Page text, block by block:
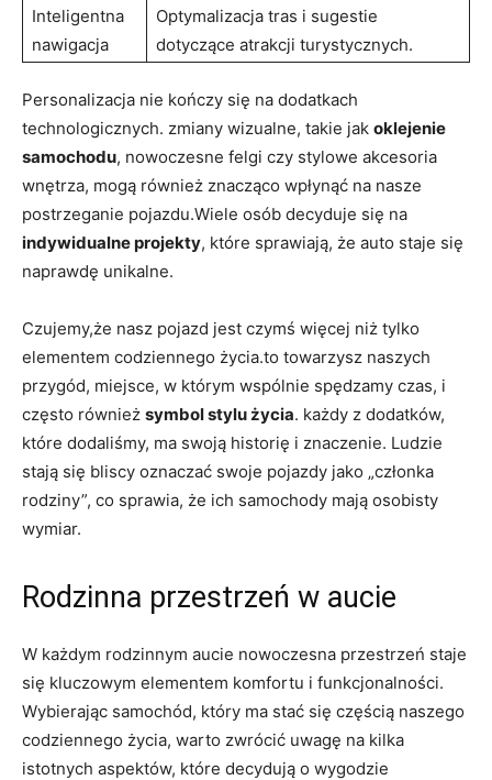
Inteligentna
nawigacja
Optymalizacja tras i sugestie
dotyczące atrakcji turystycznych.
Personalizacja nie kończy się na dodatkach
technologicznych. zmiany wizualne, takie jak oklejenie
samochodu, nowoczesne felgi czy stylowe akcesoria
wnętrza, mogą również znacząco wpłynąć na nasze
postrzeganie pojazdu.Wiele osób decyduje się na
indywidualne projekty, które sprawiają, że auto staje się
naprawdę unikalne.
Czujemy,że nasz pojazd jest czymś więcej niż tylko
elementem codziennego życia.to towarzysz naszych
przygód, miejsce, w którym wspólnie spędzamy czas, i
często również symbol stylu życia. każdy z dodatków,
które dodaliśmy, ma swoją historię i znaczenie. Ludzie
stają się bliscy oznaczać swoje pojazdy jako „członka
rodziny”, co sprawia, że ich samochody mają osobisty
wymiar.
Rodzinna przestrzeń w aucie
W każdym rodzinnym aucie nowoczesna przestrzeń staje
się kluczowym elementem komfortu i funkcjonalności.
Wybierając samochód, który ma stać się częścią naszego
codziennego życia, warto zwrócić uwagę na kilka
istotnych aspektów, które decydują o wygodzie